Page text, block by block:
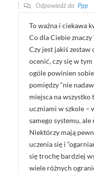
Odpowiedź do Ppp
To ważna i ciekawa
Co dla Ciebie znaczy
Czy jest jakiś zestaw
ocenić, czy się w
ogóle powinien
pomiędzy “nie
miejsca na wszystko
uczniami w szkole –
samego systemu,
Niektórzy mają
uczenia się i
się trochę bardziej
wiele różnych